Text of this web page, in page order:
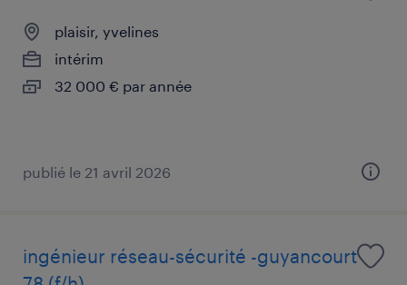
plaisir, yvelines
intérim
32 000 € par année
publié le 21 avril 2026
ingénieur réseau-sécurité -guyancourt